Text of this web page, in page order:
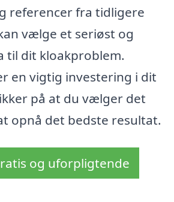
referencer fra tidligere
vælge et seriøst og
til dit kloakproblem.
en vigtig investering i dit
på at du vælger det
opnå det bedste resultat.
og uforpligtende